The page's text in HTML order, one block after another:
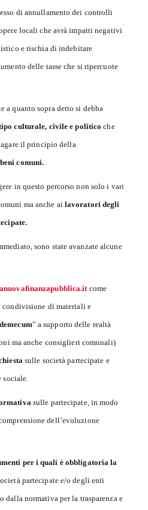
di annullamento dei controlli
locali che avrà impatti negativi
e rischia di indebitare
delle tasse che si ripercuote
a quanto sopra detto si debba
culturale, civile e politico che
il principio della
comuni.
in questo percorso non solo i vari
ma anche ai lavoratori degli
sono state avanzate alcune
come
condivisione di materiali e
” a supporto delle realtà
ma anche consiglieri comunali)
sulle società partecipate e
sociale.
sulle partecipate, in modo
dell’evoluzione
per i quali è obbligatoria la
partecipate e/o degli enti
dalla normativa per la trasparenza e